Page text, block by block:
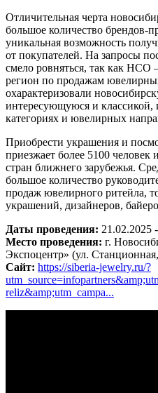
Отличительная черта
большое количество брендов-
уникальная возможность
от покупателей. На запросы
смело ровняться, так как
регион по продажам
охарактеризовали
интересующуюся и
категориях и ювелирных
Приобрести украшения и
приезжает более 5100 человек
стран ближнего зарубежья.
большое количество
продаж ювелирного ритейла,
украшений, дизайнеров,
Даты проведения: 21.02.2025
Место проведения: г.
Экспоцентр» (ул.
Сайт: https://siberia-jewelry.ru/?
reliz&amp;utm_campa...